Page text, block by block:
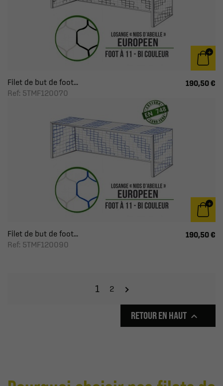
Filet de but de foot...
Ref: 5TMF120070
190,50 €
Filet de but de foot...
Ref: 5TMF120090
190,50 €
1 2
RETOUR EN HAUT 